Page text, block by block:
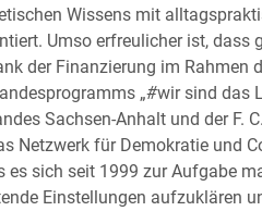
Wissens mit
Umso erfreulicher ist,
der Finanzierung im Rahmen
„#wir sind das
Sachsen-Anhalt und der F.
Netzwerk für Demokratie und
es sich seit 1999 zur Aufgabe
Einstellungen aufzuklären